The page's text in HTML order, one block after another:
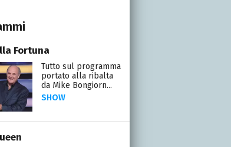
Fortuna
Tutto sul programma
portato alla ribalta
da Mike Bongiorn...
SHOW